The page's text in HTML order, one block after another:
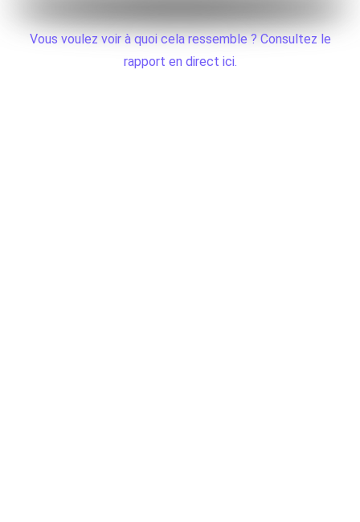
Vous voulez voir à quoi cela ressemble ? Consultez le
rapport en direct ici.